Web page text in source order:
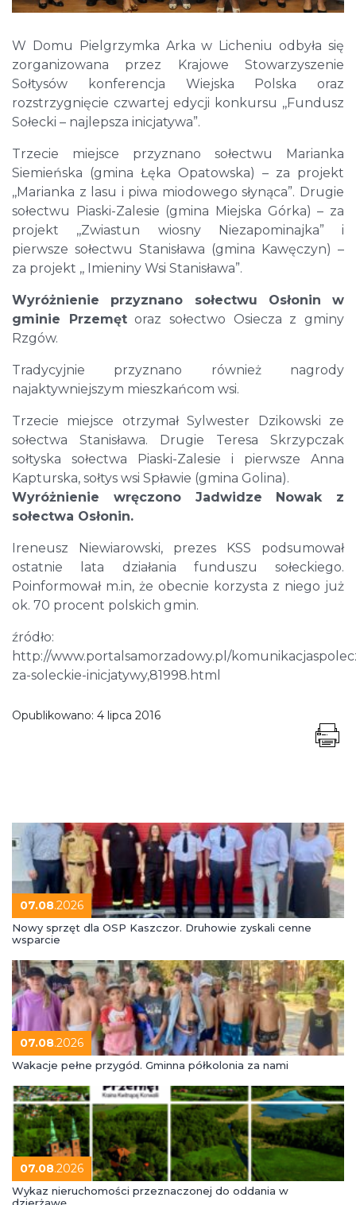
W Domu Pielgrzymka Arka w Licheniu odbyła się
zorganizowana przez Krajowe Stowarzyszenie
Sołtysów konferencja Wiejska Polska oraz
rozstrzygnięcie czwartej edycji konkursu ,,Fundusz
Sołecki – najlepsza inicjatywa”.
Trzecie miejsce przyznano sołectwu Marianka
Siemieńska (gmina Łęka Opatowska) – za projekt
,,Marianka z lasu i piwa miodowego słynąca”. Drugie
sołectwu Piaski-Zalesie (gmina Miejska Górka) – za
projekt ,,Zwiastun wiosny Niezapominajka” i
pierwsze sołectwu Stanisława (gmina Kawęczyn) –
za projekt ,, Imieniny Wsi Stanisława”.
Wyróżnienie przyznano sołectwu Osłonin w
gminie Przemętoraz sołectwo Osiecza z gminy
Rzgów.
Tradycyjnie przyznano również nagrody
najaktywniejszym mieszkańcom wsi.
Trzecie miejsce otrzymał Sylwester Dzikowski ze
sołectwa Stanisława. Drugie Teresa Skrzypczak
sołtyska sołectwa Piaski-Zalesie i pierwsze Anna
Kapturska, sołtys wsi Spławie (gmina Golina).
Wyróżnienie wręczono Jadwidze Nowak z
sołectwa Osłonin.
Ireneusz Niewiarowski, prezes KSS podsumował
ostatnie lata działania funduszu sołeckiego.
Poinformował m.in, że obecnie korzysta z niego już
ok. 70 procent polskich gmin.
źródło:
http://www.portalsamorzadowy.pl/
za-soleckie-inicjatywy,81998.html
Opublikowano: 4 lipca 2016
07.08.2026
Nowy sprzęt dla OSP Kaszczor. Druhowie zyskali cenne
wsparcie
07.08.2026
Wakacje pełne przygód. Gminna półkolonia za nami
07.08.2026
Wykaz nieruchomości przeznaczonej do oddania w
dzierżawę